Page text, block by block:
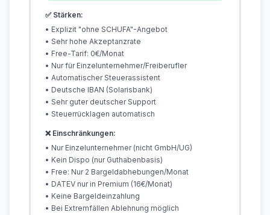
✅ Stärken:
• Explizit "ohne SCHUFA"-Angebot
• Sehr hohe Akzeptanzrate
• Free-Tarif: 0€/Monat
• Nur für Einzelunternehmer/Freiberufler
• Automatischer Steuerassistent
• Deutsche IBAN (Solarisbank)
• Sehr guter deutscher Support
• Steuerrücklagen automatisch
❌ Einschränkungen:
• Nur Einzelunternehmer (nicht GmbH/UG)
• Kein Dispo (nur Guthabenbasis)
• Free: Nur 2 Bargeldabhebungen/Monat
• DATEV nur in Premium (16€/Monat)
• Keine Bargeldeinzahlung
• Bei Extremfällen Ablehnung möglich